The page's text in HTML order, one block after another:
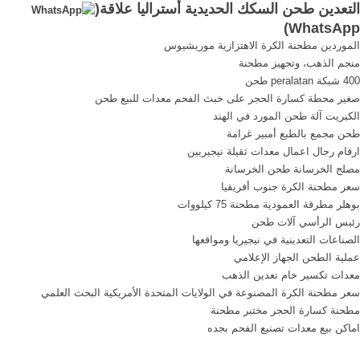
وغيرها من وسائل الاتصال
"Prospetto cronologico dei
tratti di ferrovia aperti
all'esercizio dal 1839 al 31
dicembre 1926"
[Chronological overview of
the features of the railways
opened between 1839 and 31
December 1926]. ... تكلفة
طاحونة طحن ...
التعدين طحن السكك الحديدية أستراليا علاقة(
WhatsApp
)
الموردين مطحنة الكرة الاهتزازية موريشيوس
منجم الذهب، وتجهيز مطحنة
400 شبكة peralatan طحن
صغير محطة كسارة الحجر على خبث الفحم معدات للبيع طحن
الكبريت آلة طحن المورد في الهند
طحن مجمع بالطبع أمبير غرامة
ارقام رجال اعمال معدات ثقيلة نيجيريين
مصلح الخرسانة طحن الخرسانة
سعر مطحنة الكرة جنوب أفريقيا
بوهلر مطرقة العمودية مطحنة 75 كيلووات
رئيس الرأسي آلات طحن
الصناعات التعدينية في نيجيريا ومواقعها
عملية الطحن الجهاز الإعلامي
معدات تكسير خام تعدين الذهب
سعر مطحنة الكرة المصنوعة في الولايات المتحدة الأمريكية البحث العلمي
مطحنة كسارة الحجر مختبر مطحنة
اماكن بيع معدات تصنيع الفحم بجده